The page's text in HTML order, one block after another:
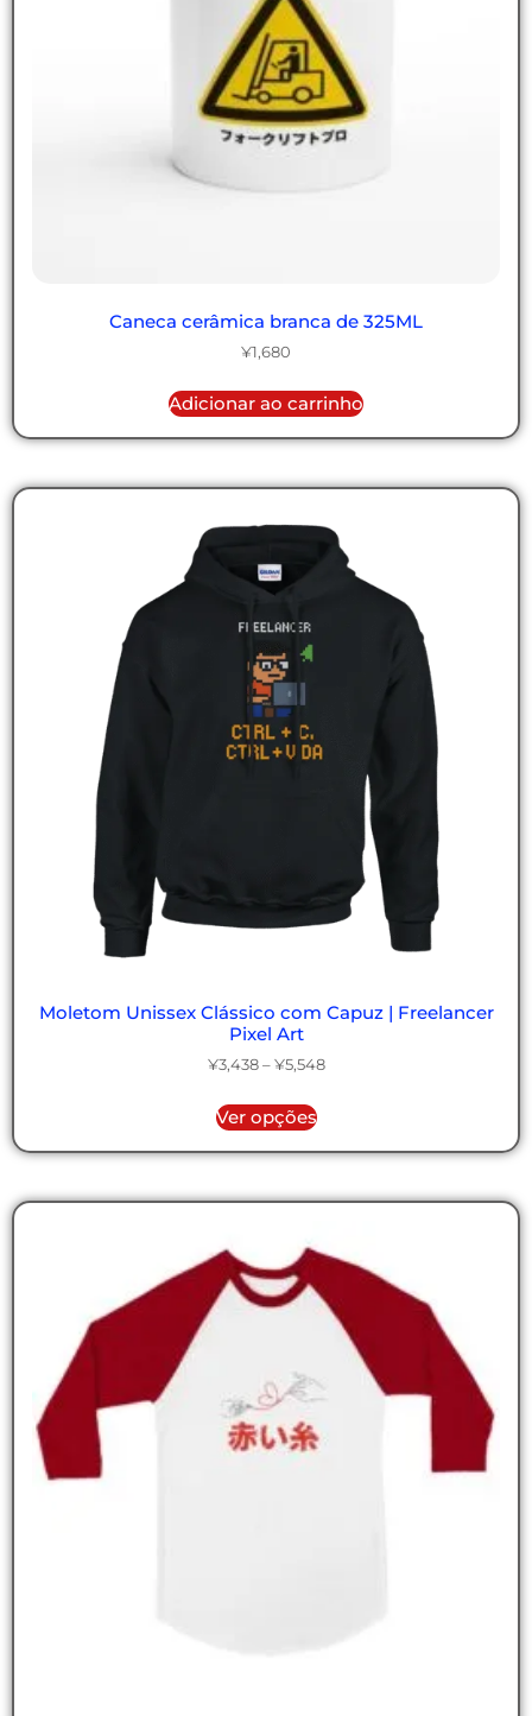
Caneca cerâmica branca de 325ML
¥1,680
Adicionar ao carrinho
Moletom Unissex Clássico com Capuz | Freelancer
Pixel Art
¥3,438 – ¥5,548
Ver opções